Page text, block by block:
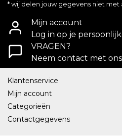
* wij delen jouw gegevens niet met
Mijn account
Log in op je
VRAGEN?
Neem contact met
Klantenservice
Mijn account
Categorieën
Contactgegevens